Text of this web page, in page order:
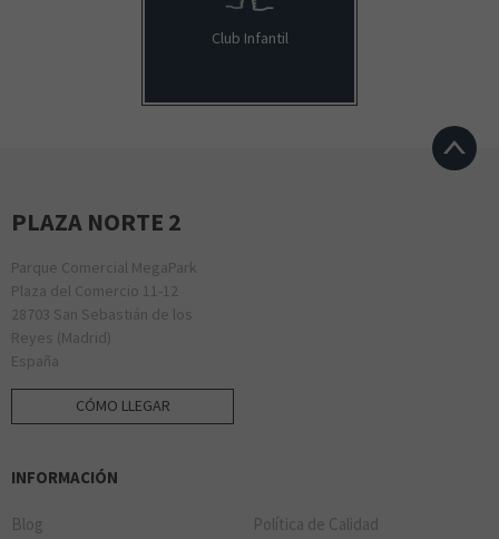
Club Infantil
PLAZA NORTE 2
Parque Comercial MegaPark
Plaza del Comercio 11-12
28703 San Sebastián de los
Reyes (Madrid)
España
CÓMO LLEGAR
INFORMACIÓN
Blog
Política de Calidad